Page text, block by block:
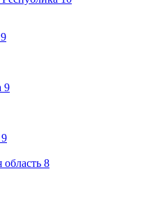
9
9
9
область 8